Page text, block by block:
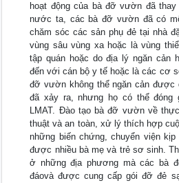
hoạt động của bà đỡ vườn đã
nước ta, các bà đỡ vườn đã có
chăm sóc các sản phụ đẻ tại nhà
vùng sâu vùng xa hoặc là vùng
tập quán hoặc do địa lý ngăn cản
đến với cán bộ y tế hoặc là các cơ
đỡ vườn không thể ngăn cản được
đã xảy ra, nhưng họ có thể
LMAT. Đào tạo bà đỡ vườn về
thuật và an toàn, xử lý thích hợp
những biến chứng, chuyển viện
được nhiều bà mẹ và trẻ sơ sinh.
ở những địa phương mà các bà
đáovà được cung cấp gói đỡ đẻ